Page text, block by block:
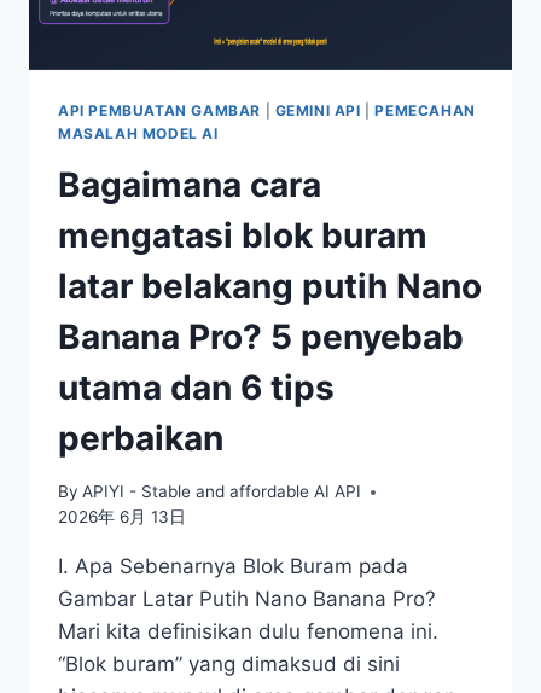
5
PENYEBAB
API PEMBUATAN GAMBAR GEMINI API |PEMECAHAN
MASALAH MODEL AI
Bagaimana cara
mengatasi blok buram
latar belakang putih Nano
Banana Pro? 5 penyebab
utama dan 6 tips
perbaikan
By APIYI - Stable and affordable AI API
2026年 6月 13日
I. Apa Sebenarnya Blok Buram pada
Gambar Latar Putih Nano Banana Pro?
Mari kita definisikan dulu fenomena ini.
“Blok buram” yang dimaksud di sini